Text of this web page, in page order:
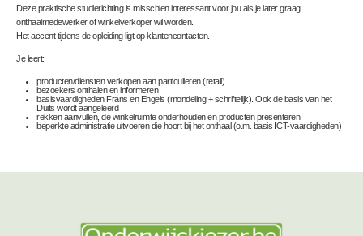
Deze praktische studierichting is misschien interessant voor jou als je later graag
onthaalmedewerker of winkelverkoper wil worden.
Het accent tijdens de opleiding ligt op klantencontacten.
Je leert:
producten/diensten verkopen aan particulieren (retail)
bezoekers onthalen en informeren
basisvaardigheden Frans en Engels (mondeling + schriftelijk). Ook de basis van het
Duits wordt aangeleerd
rekken aanvullen, de winkelruimte onderhouden en producten presenteren
beperkte administratie uitvoeren die hoort bij het onthaal (o.m. basis ICT-vaardigheden)